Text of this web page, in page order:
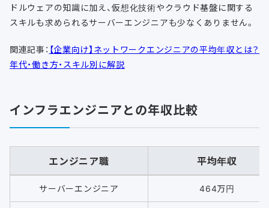
ドルウェアの知識に加え、仮想化技術やクラウド基盤に関する
スキルも求められるサーバーエンジニアも少なくありません。
関連記事： 【企業向け】ネットワークエンジニアの平均年収とは？
年代・働き方・スキル別に解説
インフラエンジニアとの年収比較
エンジニア職 平均年収
サーバーエンジニア 464万円